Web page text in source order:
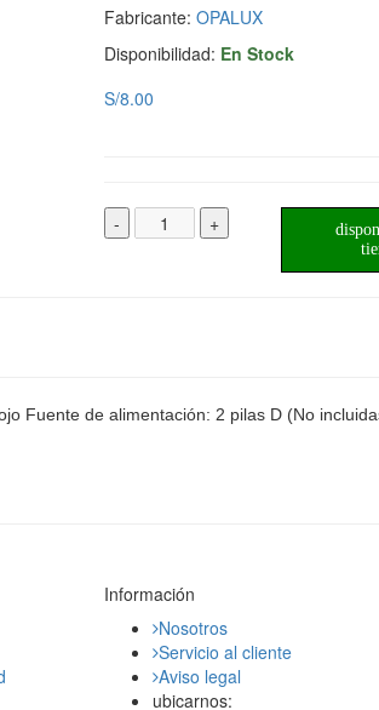
Fabricante: OPALUX
Disponibilidad: En Stock
S/8.00
- +
Fuente de alimentación: 2 pilas D (No
Información
Nosotros
Servicio al cliente
Aviso legal
ubicarnos: